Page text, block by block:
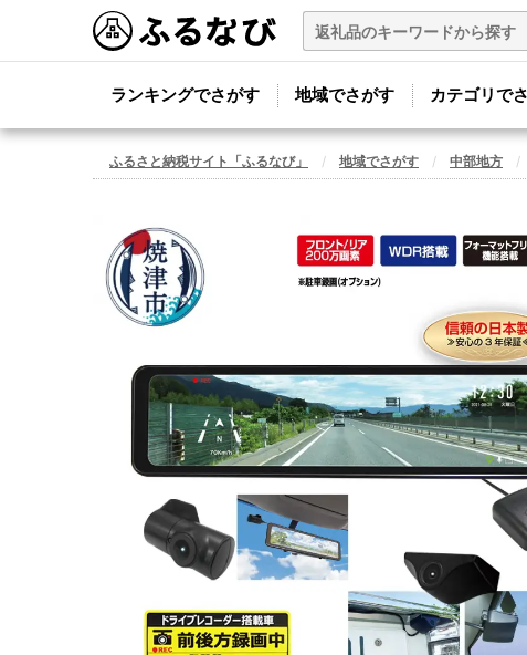
ランキングでさがす 地域でさがす カテゴリで
ふるさと納税サイト「ふるなび」 地域でさがす 中部地方